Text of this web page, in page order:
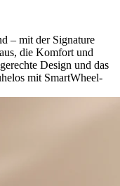
– mit der Signature
die Komfort und
Design und das
mit SmartWheel-